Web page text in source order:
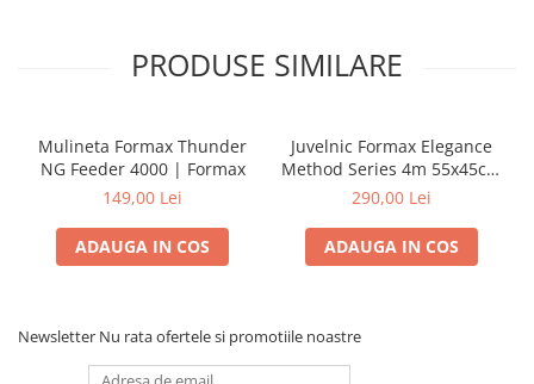
PRODUSE SIMILARE
Mulineta Formax Thunder
NG Feeder 4000 | Formax
149,00 Lei
ADAUGA IN COS
Juvelnic Formax Elegance
Method Series 4m 55x45cm
| Formax
290,00 Lei
ADAUGA IN COS
Newsletter Nu rata ofertele si promotiile noastre